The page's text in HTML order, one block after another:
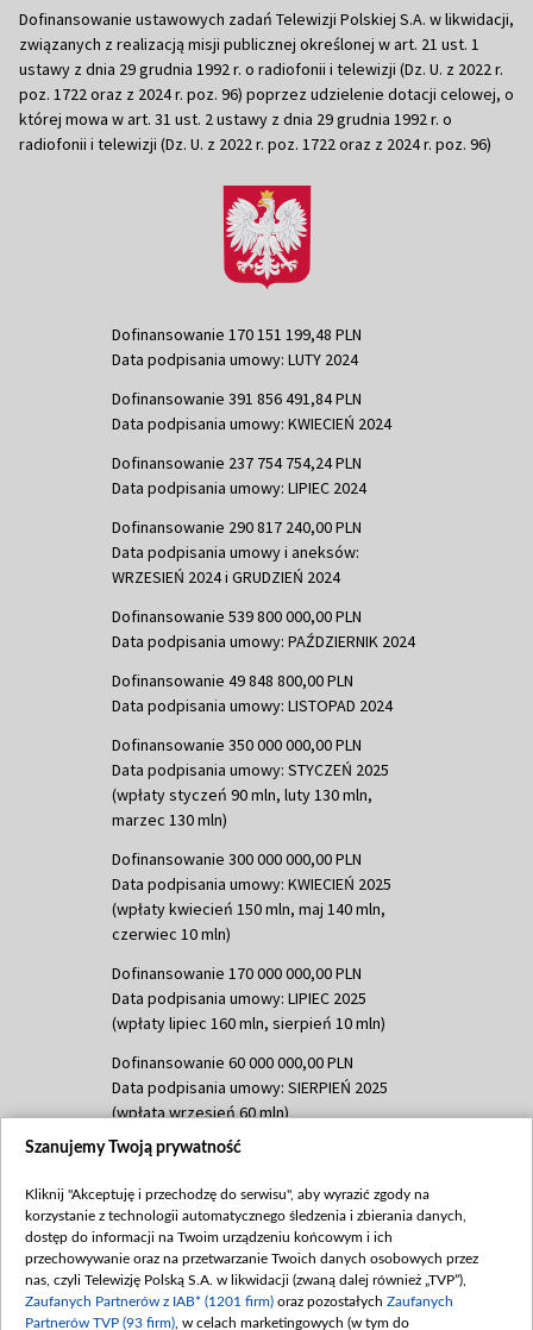
Dofinansowanie ustawowych zadań Telewizji Polskiej S.A. w likwidacji,
związanych z realizacją misji publicznej określonej w art. 21 ust. 1
ustawy z dnia 29 grudnia 1992 r. o radiofonii i telewizji (Dz. U. z 2022 r.
poz. 1722 oraz z 2024 r. poz. 96) poprzez udzielenie dotacji celowej, o
której mowa w art. 31 ust. 2 ustawy z dnia 29 grudnia 1992 r. o
radiofonii i telewizji (Dz. U. z 2022 r. poz. 1722 oraz z 2024 r. poz. 96)
Dofinansowanie 170 151 199,48 PLN
Data podpisania umowy: LUTY 2024
Dofinansowanie 391 856 491,84 PLN
Data podpisania umowy: KWIECIEŃ 2024
Dofinansowanie 237 754 754,24 PLN
Data podpisania umowy: LIPIEC 2024
Dofinansowanie 290 817 240,00 PLN
Data podpisania umowy i aneksów:
WRZESIEŃ 2024 i GRUDZIEŃ 2024
Dofinansowanie 539 800 000,00 PLN
Data podpisania umowy: PAŹDZIERNIK 2024
Dofinansowanie 49 848 800,00 PLN
Data podpisania umowy: LISTOPAD 2024
Dofinansowanie 350 000 000,00 PLN
Data podpisania umowy: STYCZEŃ 2025
(wpłaty styczeń 90 mln, luty 130 mln,
marzec 130 mln)
Dofinansowanie 300 000 000,00 PLN
Data podpisania umowy: KWIECIEŃ 2025
(wpłaty kwiecień 150 mln, maj 140 mln,
czerwiec 10 mln)
Dofinansowanie 170 000 000,00 PLN
Data podpisania umowy: LIPIEC 2025
(wpłaty lipiec 160 mln, sierpień 10 mln)
Dofinansowanie 60 000 000,00 PLN
Data podpisania umowy: SIERPIEŃ 2025
(wpłata wrzesień 60 mln)
Dofinansowanie 635 783 051,21 PLN
(wpłata wrzesień 100 mln, październik 350
mln, listopad 265 mln)
Dofinansowanie 48 862 000,00 PLN
Data podpisania umowy: GRUDZIEŃ 2025
(wpłata grudzień 60,548 mln)
Szanujemy Twoją prywatność
Kliknij "Akceptuję i przechodzę do serwisu", aby wyrazić zgody na
korzystanie z technologii automatycznego śledzenia i zbierania danych,
dostęp do informacji na Twoim urządzeniu końcowym i ich
przechowywanie oraz na przetwarzanie Twoich danych osobowych przez
nas, czyli Telewizję Polską S.A. w likwidacji (zwaną dalej również „TVP”),
Zaufanych Partnerów z IAB* (1201 firm) oraz pozostałych Zaufanych
Partnerów TVP (93 firm) , w celach marketingowych (w tym do